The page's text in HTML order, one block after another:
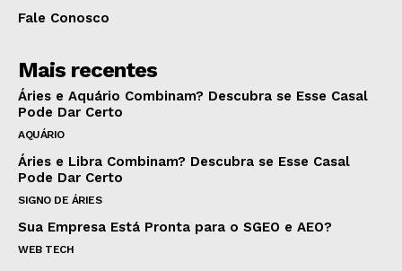
Fale Conosco
Mais recentes
Áries e Aquário Combinam? Descubra se Esse Casal
Pode Dar Certo
AQUÁRIO
Áries e Libra Combinam? Descubra se Esse Casal
Pode Dar Certo
SIGNO DE ÁRIES
Sua Empresa Está Pronta para o SGEO e AEO?
WEB TECH